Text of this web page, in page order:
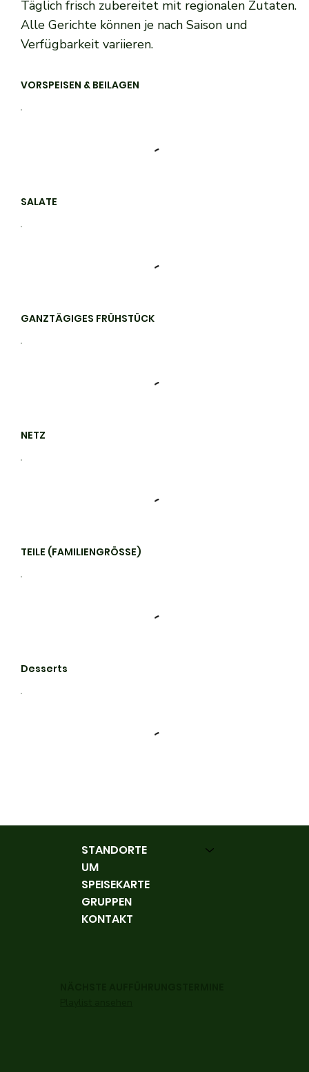
Täglich frisch zubereitet mit regionalen Zutaten.
Alle Gerichte können je nach Saison und
Verfügbarkeit variieren.
VORSPEISEN & BEILAGEN
SALATE
GANZTÄGIGES FRÜHSTÜCK
NETZ
TEILE (FAMILIENGRÖSSE)
Desserts
STANDORTE
UM
SPEISEKARTE
GRUPPEN
KONTAKT